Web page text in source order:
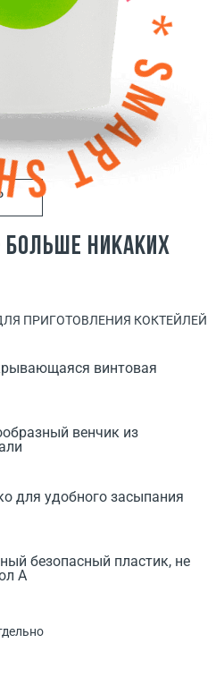
никаких
ПРИГОТОВЛЕНИЯ КОКТЕЙЛЕЙ
винтовая
венчик из
для удобного засыпания
безопасный пластик, не
А